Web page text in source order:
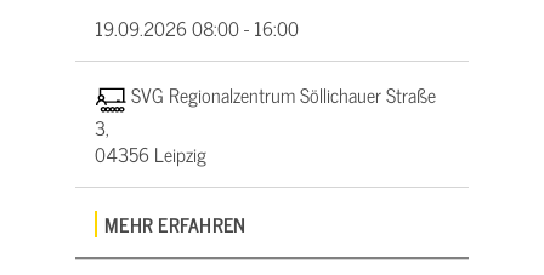
19.09.202608:00 - 16:00
SVG Regionalzentrum Söllichauer Straße
3,
04356 Leipzig
MEHR ERFAHREN